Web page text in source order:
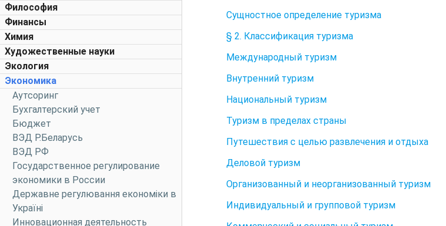
Философия
Финансы
Химия
Художественные науки
Экология
Экономика
Аутсоринг
Бухгалтерский учет
Бюджет
ВЭД Р.Беларусь
ВЭД РФ
Государственное регулирование
экономики в России
Державне регулювання економіки в
Україні
Инновационная деятельность
Сущностное определение туризма
§ 2. Классификация туризма
Международный туризм
Внутренний туризм
Национальный туризм
Туризм в пределах страны
Путешествия с целью развлечения и отдыха
Деловой туризм
Организованный и неорганизованный туризм
Индивидуальный и групповой туризм